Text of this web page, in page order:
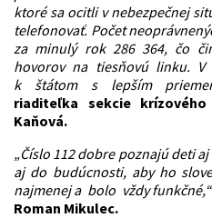
ktoré sa ocitli v nebezpečnej
telefonovať. Počet
za minulý rok 286 364, čo
hovorov na tiesňovú linku.
k štátom s lepším
riaditeľka sekcie
Kaňová.
„Číslo 112 dobre poznajú deti
aj do budúcnosti, aby ho
najmenej a bolo vždy funkčné,“
Roman Mikulec.